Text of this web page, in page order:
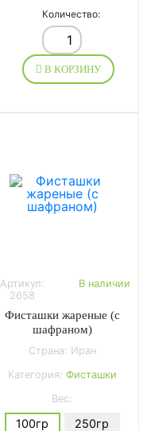
Количество:
В КОРЗИНУ
Артикул:
2658
В наличии
Фисташки жареные (с
шафраном)
Страна: Иран
Категория: Фисташки
Вес:
100гр
250гр